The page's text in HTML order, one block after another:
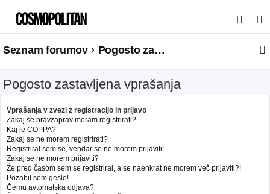
s
a
Seznam forumov Pogosto zastavljena vprašanja
Pogosto zastavljena vprašanja
Vprašanja v zvezi z registracijo in prijavo
Zakaj se pravzaprav moram registrirati?
Kaj je COPPA?
Zakaj se ne morem registrirati?
Registriral sem se, vendar se ne morem prijaviti!
Zakaj se ne morem prijaviti?
Že pred časom sem se registriral, a se naenkrat ne morem več prijaviti?!
Pozabil sem geslo!
Čemu avtomatska odjava?